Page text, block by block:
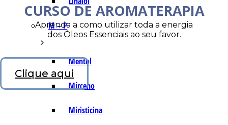
M – P
Mentol
Mirceno
Miristicina
CURSO DE AROMATERAPIA
Aprenda a como utilizar toda a energia
dos Óleos Essenciais ao seu favor.
Clique aqui